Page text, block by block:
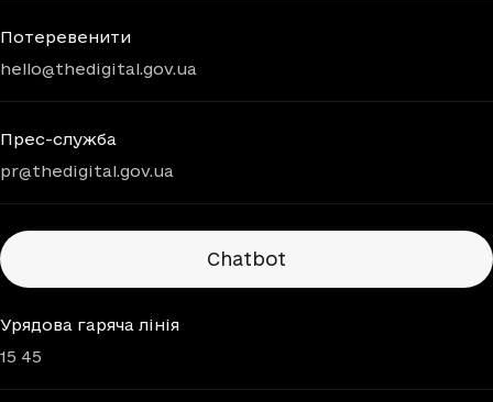
Потеревенити
hello@thedigital.gov.ua
Прес-служба
pr@thedigital.gov.ua
Chatbots
Chatbot
Урядова гаряча лінія
15 45